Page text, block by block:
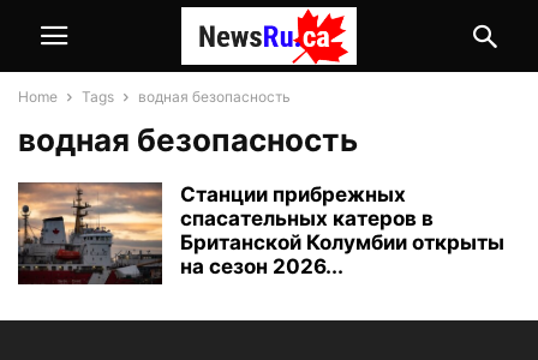
Home Tags водная безопасность
водная безопасность
Станции прибрежных
спасательных катеров в
Британской Колумбии открыты
на сезон 2026...